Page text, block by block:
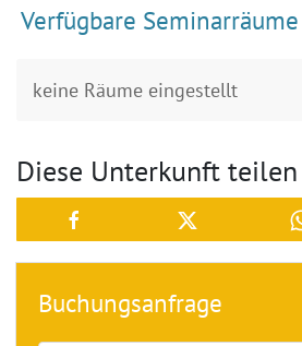
Verfügbare
keine Räume eingestellt
Diese Unterkunft teilen
Buchungsanfrage